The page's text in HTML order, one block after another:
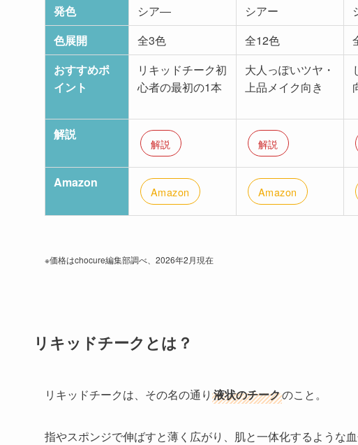
発色
シア― シアー
色展開
全3色 全12色
おすすめポ
イント
リキッドチーク初
心者の最初の1本
大人っぽいツヤ・
上品メイク向き
解説
解説 解説
Amazon
Amazon Amazon
※価格はchocure編集部調べ、2026年2月現在
リキッドチークとは？
リキッドチークは、その名の通り 液状のチークのこと。
指やスポンジで伸ばすと薄く広がり、肌と一体化するような